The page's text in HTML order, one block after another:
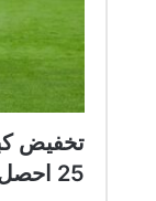
25 احصل عليه قبل فوات الأوان